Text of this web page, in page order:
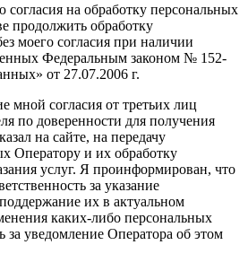
на обработку персональных
продолжить обработку
моего согласия при наличии
Федеральным законом № 152-
от 27.07.2006 г.
мной согласия от третьих лиц
по доверенности для получения
на сайте, на передачу
Оператору и их обработку
услуг. Я проинформирован, что
за указание
их в актуальном
каких-либо персональных
за уведомление Оператора об этом